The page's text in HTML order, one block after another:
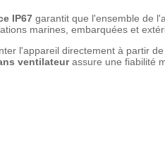
IP67 garantit que l'ensemble de
marines, embarquées et
l'appareil directement à partir
ventilateurassure une fiabilité